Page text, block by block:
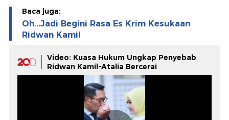
Baca juga:
Oh...Jadi Begini Rasa Es Krim Kesukaan
Ridwan Kamil
Video: Kuasa Hukum Ungkap Penyebab
Ridwan Kamil-Atalia Bercerai